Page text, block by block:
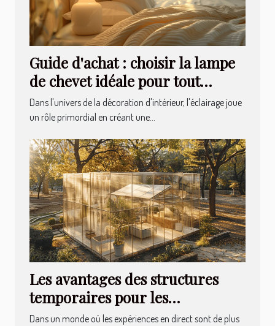
Guide d'achat : choisir la lampe
de chevet idéale pour tout
intérieur
Dans l'univers de la décoration d'intérieur, l'éclairage joue
un rôle primordial en créant une...
Les avantages des structures
temporaires pour les
événements extérieurs
Dans un monde où les expériences en direct sont de plus